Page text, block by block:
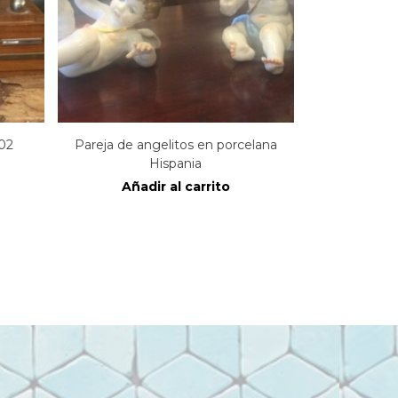
Pareja de angelitos en porcelana
Hispania
Añadir al carrito